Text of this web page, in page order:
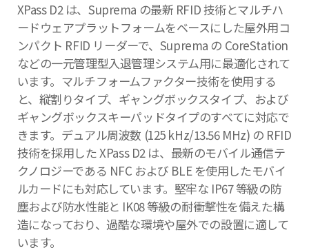
XPass D2 は、Suprema の最新 RFID 技術とマルチハ
ードウェアプラットフォームをベースにした屋外用コ
ンパクト RFID リーダーで、Suprema の CoreStation
などの一元管理型入退管理システム用に最適化されて
います。マルチフォームファクター技術を使用する
と、縦割りタイプ、ギャングボックスタイプ、および
ギャングボックスキーパッドタイプのすべてに対応で
きます。デュアル周波数 (125 kHz/13.56 MHz) の RFID
技術を採用した XPass D2 は、最新のモバイル通信テ
クノロジーである NFC および BLE を使用したモバイ
ルカードにも対応しています。堅牢な IP67 等級の防
塵および防水性能と IK08 等級の耐衝撃性を備えた構
造になっており、過酷な環境や屋外での設置に適して
います。